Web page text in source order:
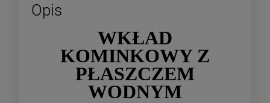
Opis
WKŁAD
KOMINKOWY Z
PŁASZCZEM
WODNYM